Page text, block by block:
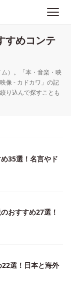
すめコンテ
）。「本・音楽・映
像 - カドカワ」の記
り込んで探すことも
35選！名言やド
おすすめ27選！
22選！日本と海外